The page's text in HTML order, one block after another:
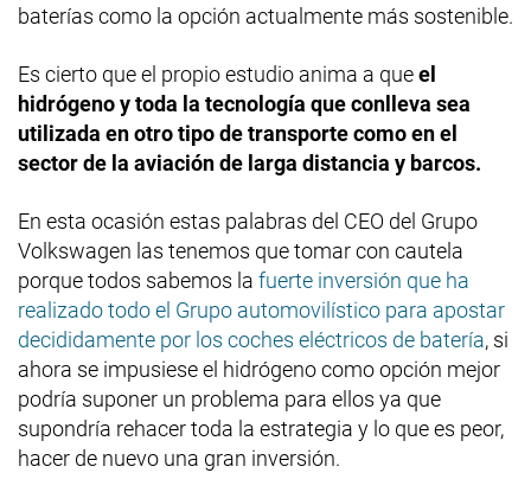
baterías como la opción actualmente más sostenible.
Es cierto que el propio estudio anima a queel
hidrógeno y toda la tecnología que conlleva sea
utilizada en otro tipo de transporte como en el
sector de la aviación de larga distancia y barcos.
En esta ocasión estas palabras del CEO del Grupo
Volkswagen las tenemos que tomar con cautela
porque todos sabemos la fuerte inversión que ha
realizado todo el Grupo automovilístico para apostar
decididamente por los coches eléctricos de batería, si
ahora se impusiese el hidrógeno como opción mejor
podría suponer un problema para ellos ya que
supondría rehacer toda la estrategia y lo que es peor,
hacer de nuevo una gran inversión.